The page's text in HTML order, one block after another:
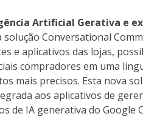
Artificial Gerativa e
solução Conversational
e aplicativos das lojas,
compradores em uma
mais precisos. Esta nova
aos aplicativos de
de IA generativa do Google